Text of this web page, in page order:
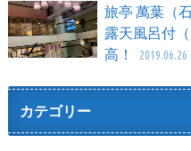
旅亭 萬葉（
露天風呂付
高！
2019.06.26
カテゴリー